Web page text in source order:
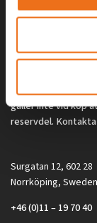
Alla priser på
gäller inte vid köp
reservdel.
Surgatan 12, 602 28
Norrköping, Sweden
+46 (0)11 – 19 70 40